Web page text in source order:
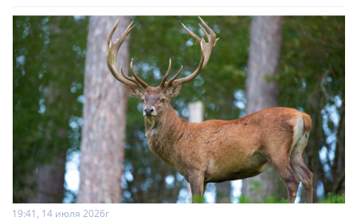
19:41, 14 июля 2026г